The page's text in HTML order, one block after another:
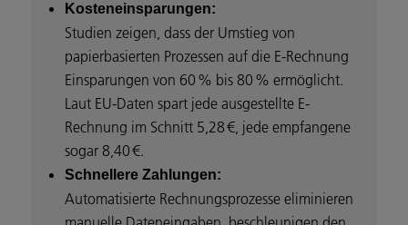
Kosteneinsparungen:
Studien zeigen, dass der Umstieg von
papierbasierten Prozessen auf die E-Rechnung
Einsparungen von 60 % bis 80 % ermöglicht.
Laut EU-Daten spart jede ausgestellte E-
Rechnung im Schnitt 5,28 €, jede empfangene
sogar 8,40 €.
Schnellere Zahlungen:
Automatisierte Rechnungsprozesse eliminieren